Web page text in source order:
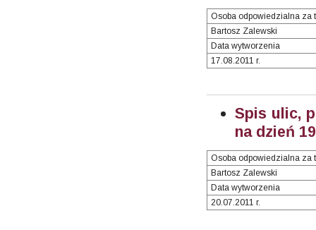
Osoba odpowiedzialna za
Bartosz Zalewski
Data wytworzenia
17.08.2011 r.
Spis ulic,
na dzień
Osoba odpowiedzialna za
Bartosz Zalewski
Data wytworzenia
20.07.2011 r.